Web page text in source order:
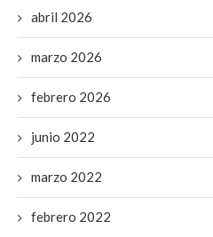
abril 2026
marzo 2026
febrero 2026
junio 2022
marzo 2022
febrero 2022